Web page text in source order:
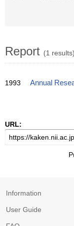
Report (1 results)
1993 Annual
URL:
Information
User Guide